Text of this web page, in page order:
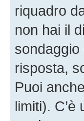
riquadro
non hai il
sondaggio
risposta,
Puoi
limiti).